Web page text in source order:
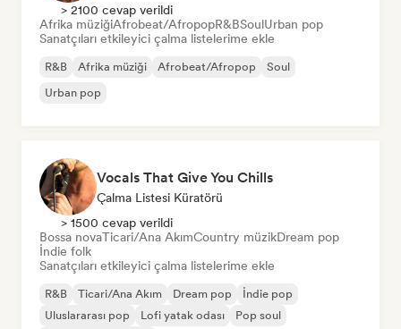
> 2100 cevap verildi
Afrika müziğiAfrobeat/AfropopR&BSoulUrban pop
Sanatçıları etkileyici çalma listelerime ekle
R&B Afrika müziği Afrobeat/Afropop
Soul
Urban pop
Vocals That Give You Chills
Çalma Listesi Küratörü
> 1500 cevap verildi
Bossa novaTicari/Ana AkımCountry müzikDream pop
İndie folk
Sanatçıları etkileyici çalma listelerime ekle
R&B Ticari/Ana Akım Dream pop
İndie pop
Uluslararası pop
Lofi yatak odası
Pop soul